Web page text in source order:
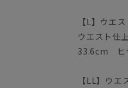
【L】ウエ
ウエスト
33.6cm ヒ
【LL】ウ